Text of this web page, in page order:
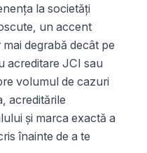
la societăți
un accent
degrabă decât pe
acreditare JCI sau
volumul de cazuri
acreditările
și marca exactă a
înainte de a te